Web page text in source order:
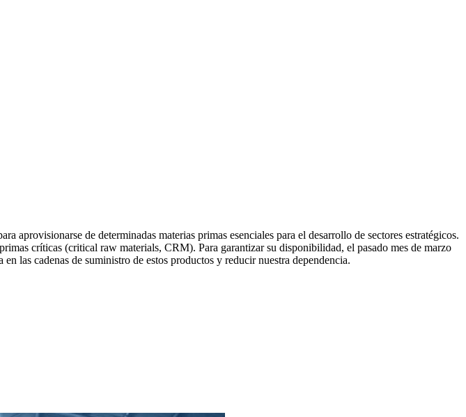
aprovisionarse de determinadas materias primas esenciales para el desarrollo de sectores estratégicos.
críticas (critical raw materials, CRM). Para garantizar su disponibilidad, el pasado mes de marzo
las cadenas de suministro de estos productos y reducir nuestra dependencia.